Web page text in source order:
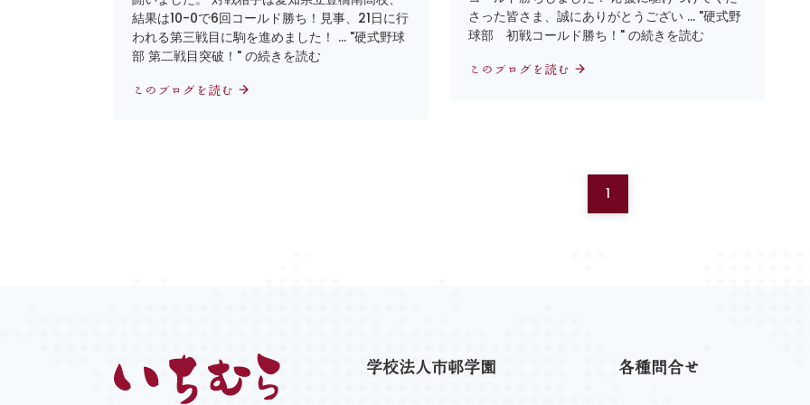
結果は10-0で6回コールド勝ち！見事、21日に行
われる第三戦目に駒を進めました！ … "硬式野球
部 第二戦目突破！" の続きを読む
このブログを読む
さった皆さま、誠にありがとうござい … "硬式野
球部 初戦コールド勝ち！" の続きを読む
このブログを読む
1
学校法人市邨学園 各種問合せ